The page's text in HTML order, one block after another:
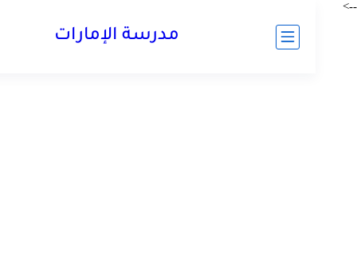
مدرسة الإمارات